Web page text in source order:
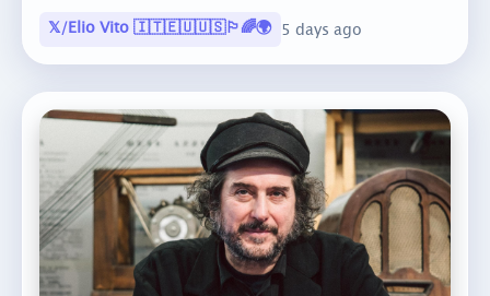
𝕏/Elio Vito 🇮🇹🇪🇺🇺🇸🏳️‍🌈🌍 5 days ago